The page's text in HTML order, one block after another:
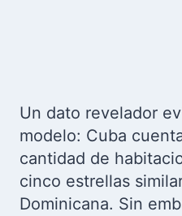
Un dato revelador
modelo: Cuba
cantidad de
cinco estrellas
Dominicana. Sin